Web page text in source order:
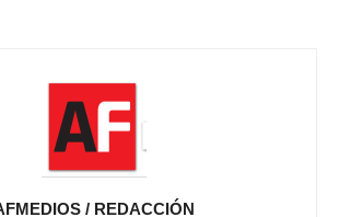
/ REDACCIÓN